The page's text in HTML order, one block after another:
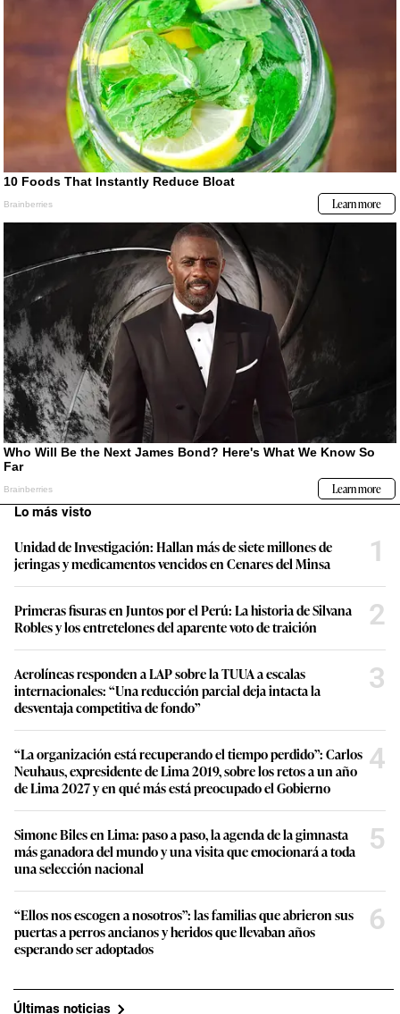
Lo más visto
Unidad de Investigación: Hallan más de siete millones de
jeringas y medicamentos vencidos en Cenares del Minsa
1
Primeras fisuras en Juntos por el Perú: La historia de Silvana
Robles y los entretelones del aparente voto de traición
2
Aerolíneas responden a LAP sobre la TUUA a escalas
internacionales: “Una reducción parcial deja intacta la
desventaja competitiva de fondo”
3
“La organización está recuperando el tiempo perdido”: Carlos
Neuhaus, expresidente de Lima 2019, sobre los retos a un año
de Lima 2027 y en qué más está preocupado el Gobierno
4
Simone Biles en Lima: paso a paso, la agenda de la gimnasta
más ganadora del mundo y una visita que emocionará a toda
una selección nacional
5
“Ellos nos escogen a nosotros”: las familias que abrieron sus
puertas a perros ancianos y heridos que llevaban años
esperando ser adoptados
6
Últimas noticias